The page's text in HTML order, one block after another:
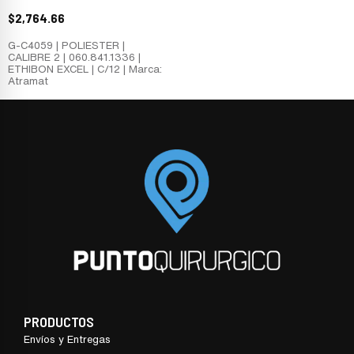
$2,764.66
G-C4059 | POLIESTER |
CALIBRE 2 | 060.841.1336 |
ETHIBON EXCEL | C/12 | Marca:
Atramat
PRODUCTOS
Envíos y Entregas